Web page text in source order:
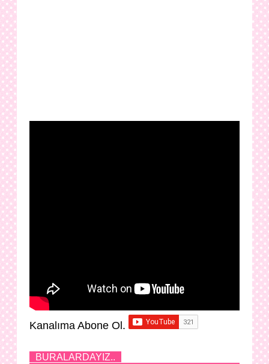
Kanalıma Abone Ol.
BURALARDAYIZ..